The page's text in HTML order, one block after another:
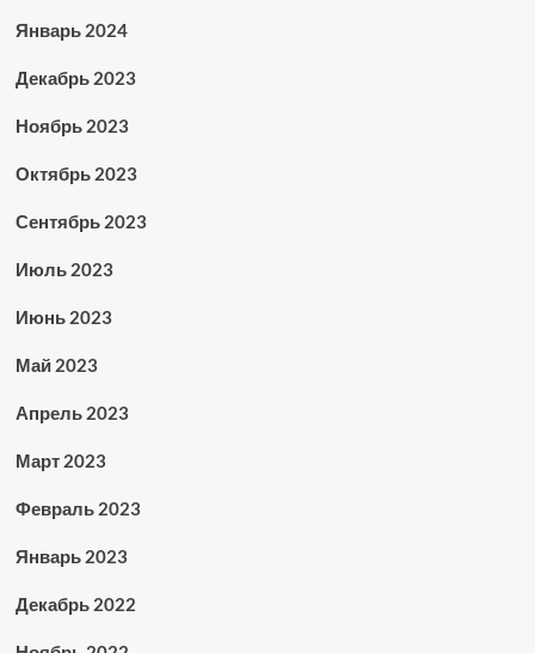
Январь 2024
Декабрь 2023
Ноябрь 2023
Октябрь 2023
Сентябрь 2023
Июль 2023
Июнь 2023
Май 2023
Апрель 2023
Март 2023
Февраль 2023
Январь 2023
Декабрь 2022